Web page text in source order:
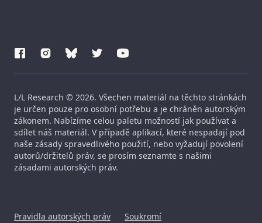
L/L Research © 2026. Všechen materiál na těchto stránkách
je určen pouze pro osobní potřebu a je chráněn autorským
zákonem. Nabízíme celou paletu možností jak používat a
sdílet náš materiál. V případě aplikací, které nespadají pod
naše zásady spravedlivého použití, nebo vyžadují povolení
autorů/držitelů práv, se prosím seznamte s našimi
zásadami autorských práv.
Pravidla autorských práv Soukromí